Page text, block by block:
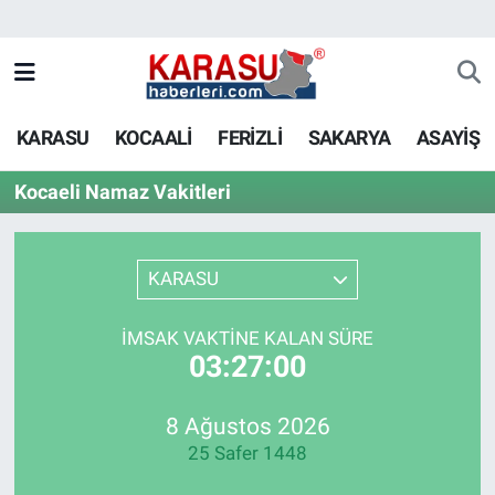
KARASU KOCAALİ FERİZLİ SAKARYA ASAYİŞ
Kocaeli Namaz Vakitleri
KARASU
İMSAK VAKTINE KALAN SÜRE
03:27:00
8 Ağustos 2026
25 Safer 1448